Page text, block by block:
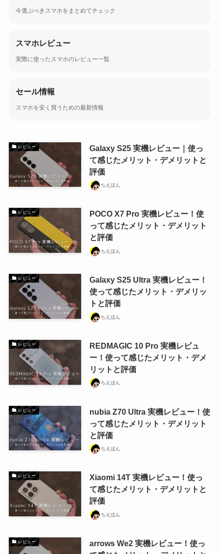
今選ぶべきスマホをまとめてチェック
スマホレビュー
実際に使ったスマホのレビュー一覧
セール情報
スマホを安く買うための最新情報
レビュー
Galaxy S25 実機レビュー｜使っ
て感じたメリット・デメリットと
評価
ちえほん
レビュー
POCO X7 Pro 実機レビュー！使
って感じたメリット・デメリット
と評価
ちえほん
レビュー
Galaxy S25 Ultra 実機レビュー！
使って感じたメリット・デメリッ
トと評価
ちえほん
レビュー
REDMAGIC 10 Pro 実機レビュ
ー！使って感じたメリット・デメ
リットと評価
ちえほん
レビュー
nubia Z70 Ultra 実機レビュー！使
って感じたメリット・デメリット
と評価
ちえほん
レビュー
Xiaomi 14T 実機レビュー！使っ
て感じたメリット・デメリットと
評価
ちえほん
レビュー
arrows We2 実機レビュー！使っ